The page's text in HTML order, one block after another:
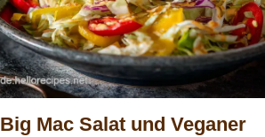
Big Mac Salat und Veganer